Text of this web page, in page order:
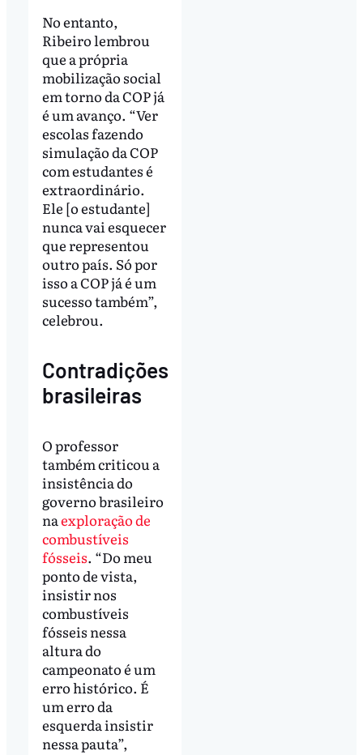
No entanto,
Ribeiro lembrou
que a própria
mobilização social
em torno da COP já
é um avanço. “Ver
escolas fazendo
simulação da COP
com estudantes é
extraordinário.
Ele [o estudante]
nunca vai esquecer
que representou
outro país. Só por
isso a COP já é um
sucesso também”,
celebrou.
Contradições
brasileiras
O professor
também criticou a
insistência do
governo brasileiro
naexploração de
combustíveis
fósseis. “Do meu
ponto de vista,
insistir nos
combustíveis
fósseis nessa
altura do
campeonato é um
erro histórico. É
um erro da
esquerda insistir
nessa pauta”,